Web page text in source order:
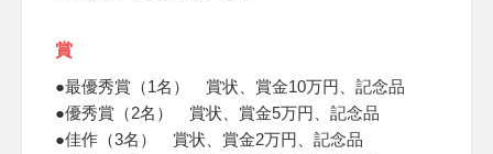
賞
●最優秀賞（1名） 賞状、賞金10万円、記念品
●優秀賞（2名） 賞状、賞金5万円、記念品
●佳作（3名） 賞状、賞金2万円、記念品